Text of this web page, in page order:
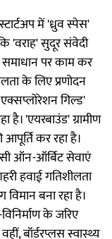
में 'ध्रुव स्पेस'
'वराह' सुदूर संवेदी
पर काम कर
के लिए प्रणोदन
एक्सप्लोरेशन गिल्ड'
है। 'एयरबाउंड' ग्रामीण
आपूर्ति कर रहा है।
ऑन-ऑर्बिट सेवाएं
हवाई गतिशीलता
बना रहा है।
के जरिए
बॉर्डरप्लस स्वास्थ्य